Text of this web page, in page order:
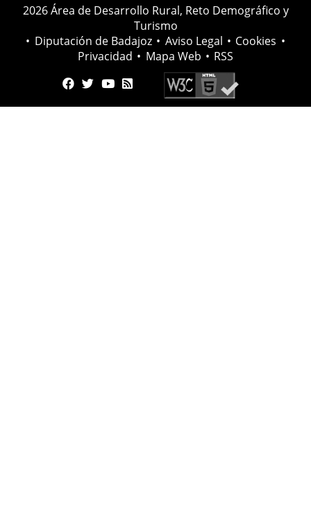
2026 Área de Desarrollo Rural, Reto Demográfico y
Turismo
• Diputación de Badajoz • Aviso Legal • Cookies •
Privacidad • Mapa Web • RSS